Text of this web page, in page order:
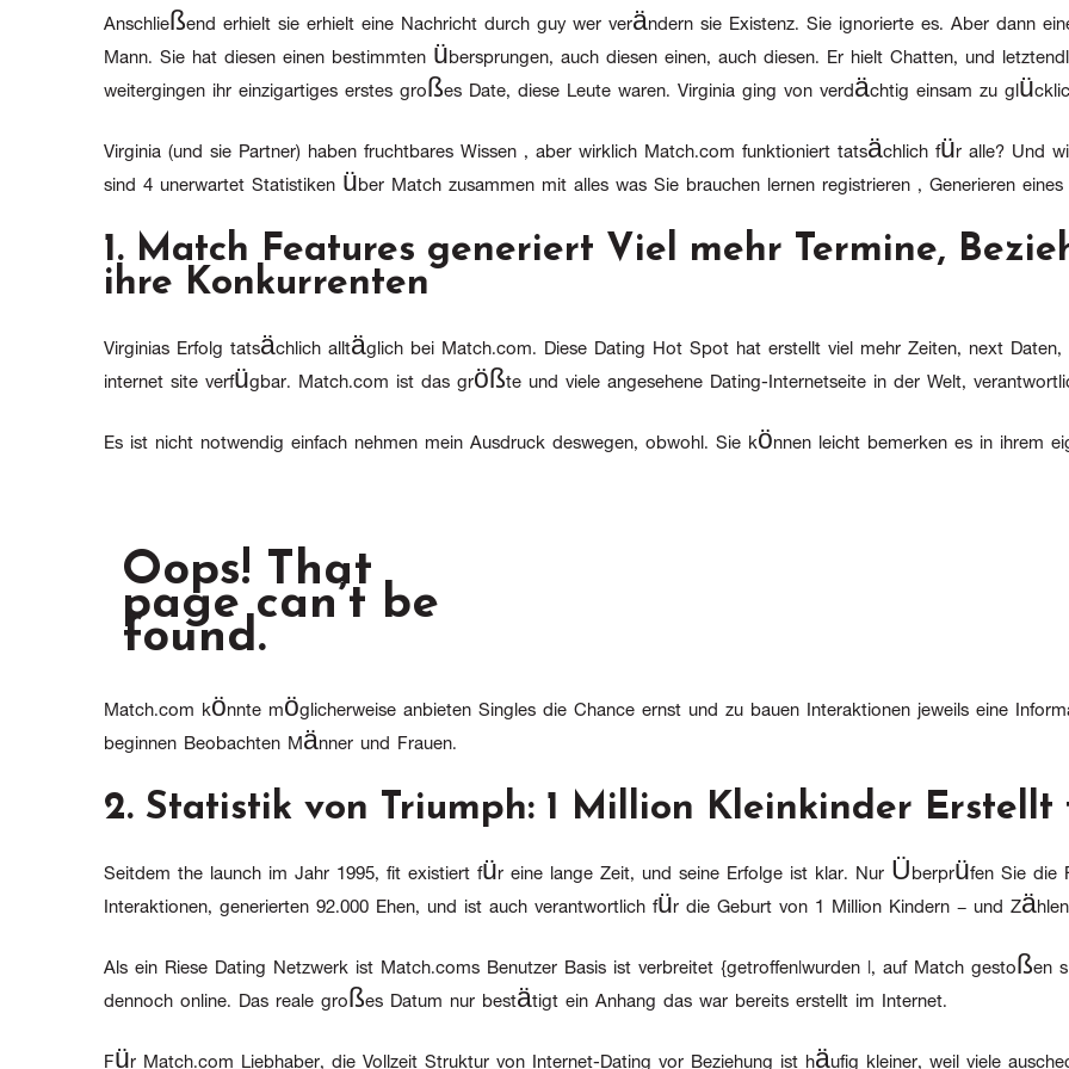
Anschließend erhielt sie erhielt eine Nachricht durch guy wer verändern sie Existenz. Sie ignorierte es. Aber dann
Mann. Sie hat diesen einen bestimmten übersprungen, auch diesen einen, auch diesen. Er hielt Chatten, und
weitergingen ihr einzigartiges erstes großes Date, diese Leute waren. Virginia ging von verdächtig einsam zu
Virginia (und sie Partner) haben fruchtbares Wissen , aber wirklich Match.com funktioniert tatsächlich für alle? Und
sind 4 unerwartet Statistiken über Match zusammen mit alles was Sie brauchen lernen registrieren , Generieren
1. Match Features generiert Viel mehr Termine,
ihre Konkurrenten
Virginias Erfolg tatsächlich alltäglich bei Match.com. Diese Dating Hot Spot hat erstellt viel mehr Zeiten, next
internet site verfügbar. Match.com ist das größte und viele angesehene Dating-Internetseite in der Welt,
Es ist nicht notwendig einfach nehmen mein Ausdruck deswegen, obwohl. Sie können leicht bemerken es in ihrem
Match.com könnte möglicherweise anbieten Singles die Chance ernst und zu bauen Interaktionen jeweils eine
beginnen Beobachten Männer und Frauen.
2. Statistik von Triumph: 1 Million Kleinkinder Erstellt
Seitdem the launch im Jahr 1995, fit existiert für eine lange Zeit, und seine Erfolge ist klar. Nur Überprüfen Sie die
Interaktionen, generierten 92.000 Ehen, und ist auch verantwortlich für die Geburt von 1 Million Kindern – und
Als ein Riese Dating Netzwerk ist Match.coms Benutzer Basis ist verbreitet {getroffen|wurden |, auf Match
dennoch online. Das reale großes Datum nur bestätigt ein Anhang das war bereits erstellt im Internet.
Für Match.com Liebhaber, die Vollzeit Struktur von Internet-Dating vor Beziehung ist häufig kleiner, weil viele